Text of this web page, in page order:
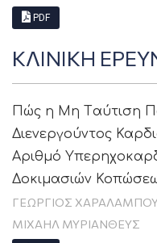
PDF
ΚΛΙΝΙΚΗ
Πώς η Mη Tαύτιση
Διενεργούντος
Αριθμό
Δοκιμασιών
ΓΕΏΡΓΙΟΣ
ΜΙΧΑΉΛ ΜΥΡΙΑΝΘΕΎΣ